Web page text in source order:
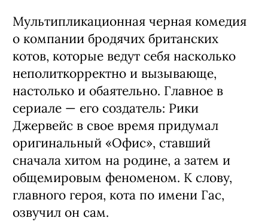
Мультипликационная черная комедия
о компании бродячих британских
котов, которые ведут себя насколько
неполиткорректно и вызывающе,
настолько и обаятельно. Главное в
сериале — его создатель: Рики
Джервейс в свое время придумал
оригинальный «Офис», ставший
сначала хитом на родине, а затем и
общемировым феноменом. К слову,
главного героя, кота по имени Гас,
озвучил он сам.